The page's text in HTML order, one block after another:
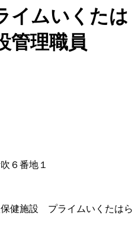
ムいくたは
管理職員
６番地１
健施設 プライムいくたはら